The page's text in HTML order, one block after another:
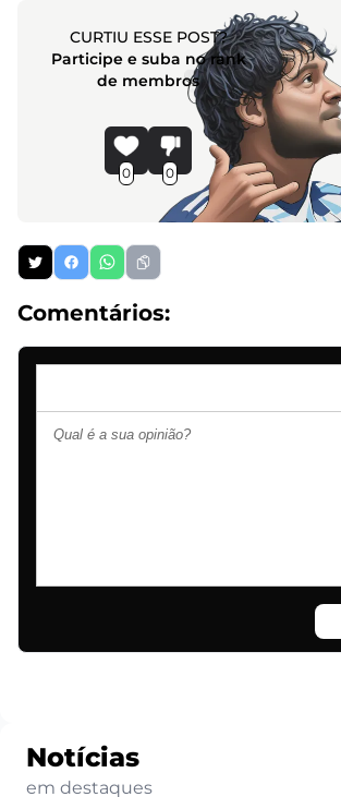
CURTIU ESSE POST?
Participe e suba no rank
de membros
0 0
Comentários:
Notícias
em destaques